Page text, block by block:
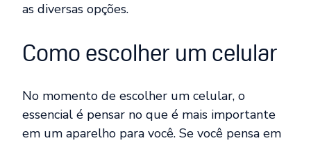
as diversas opções.
Como escolher um celular
No momento de escolher um celular, o
essencial é pensar no que é mais importante
em um aparelho para você. Se você pensa em